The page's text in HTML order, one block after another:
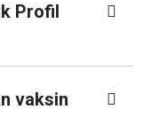
Profil
vaksin